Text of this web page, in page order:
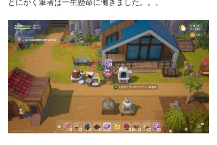
とにかく筆者は一生懸命に働きました。。。